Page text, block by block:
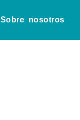
Sobre nosotros